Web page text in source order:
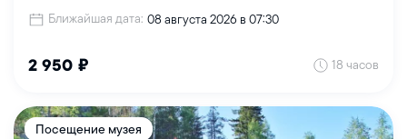
Ближайшая дата: 08 августа 2026 в 07:30
2 950 ₽ 18 часов
Посещение музея